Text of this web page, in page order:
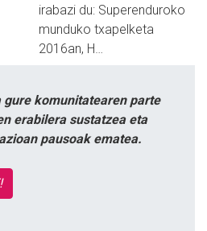
irabazi du: Superenduroko
munduko txapelketa
2016an, H…
gure komunitatearen parte
erabilera sustatzea eta
pausoak ematea.